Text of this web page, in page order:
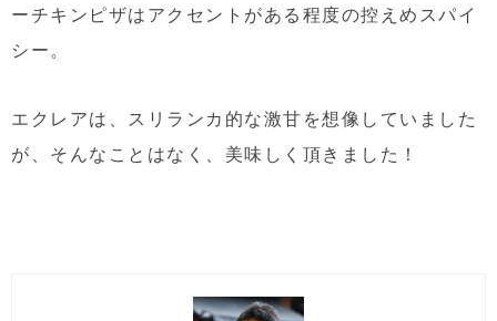
ーチキンピザはアクセントがある程度の控えめスパイ
シー。
エクレアは、スリランカ的な激甘を想像していました
が、そんなことはなく、美味しく頂きました！